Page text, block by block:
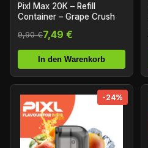
Pixl Max 20K – Refill
Container – Grape Crush
9,90 €7,49 €
In den Warenkorb
-24%